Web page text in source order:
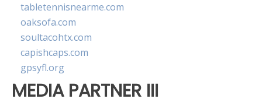
tabletennisnearme.com
oaksofa.com
soultacohtx.com
capishcaps.com
gpsyfl.org
MEDIA PARTNER III